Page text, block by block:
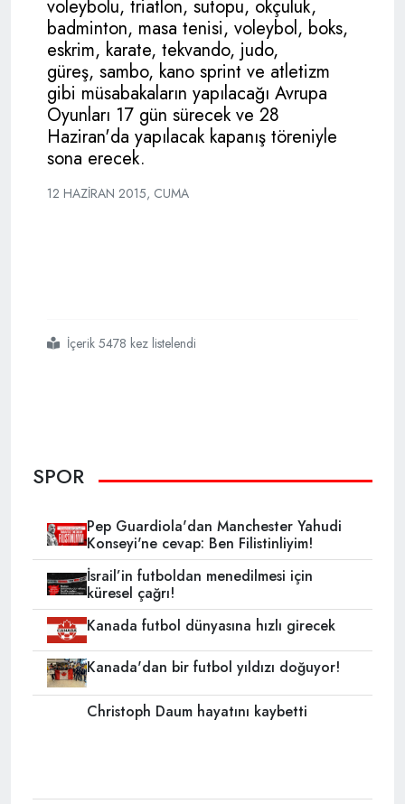
voleybolu, triatlon, sutopu, okçuluk,
badminton, masa tenisi, voleybol, boks,
eskrim, karate, tekvando, judo,
güreş, sambo, kano sprint ve atletizm
gibi müsabakaların yapılacağı Avrupa
Oyunları 17 gün sürecek ve 28
Haziran'da yapılacak kapanış töreniyle
sona erecek.
12 HAZIRAN 2015, CUMA
#baküde
#büyük
#çoşkuİçerik 5478 kez listelendi
SPOR
Pep Guardiola'dan Manchester Yahudi
Konseyi'ne cevap: Ben Filistinliyim!
İsrail’in futboldan menedilmesi için
küresel çağrı!
Kanada futbol dünyasına hızlı girecek
Kanada'dan bir futbol yıldızı doğuyor!
Christoph Daum hayatını kaybetti